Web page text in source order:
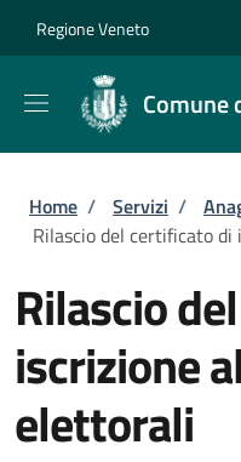
Regione Veneto
Comune
Briciole di
Home / Servizi /
Rilascio del certificato
Rilascio
iscrizione
elettorali